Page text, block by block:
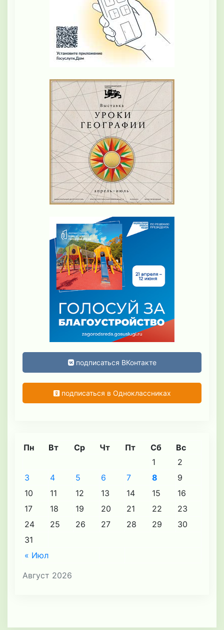
подписаться ВКонтакте
подписаться в Одноклассниках
Август 2026
Пн Вт Ср Чт Пт Сб Вс
« Июл
1
2
3
4 5 6 7 8
9
10
11 12 13 14 15
16
17
18 19 20 21 22
23
24
25 26 27 28 29
30
31